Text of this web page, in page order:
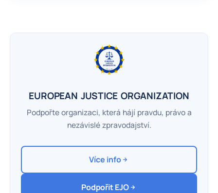
EUROPEAN JUSTICE ORGANIZATION
Podpořte organizaci, která hájí pravdu, právo a
nezávislé zpravodajství.
Více info
Podpořit EJO